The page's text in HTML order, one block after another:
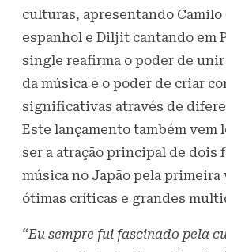
culturas, apresentando Camilo
espanhol e Diljit cantando em
single reafirma o poder de unir
da música e o poder de criar
significativas através de
Este lançamento também vem
ser a atração principal de dois
música no Japão pela primeira
ótimas críticas e grandes
“Eu sempre fui fascinado pela